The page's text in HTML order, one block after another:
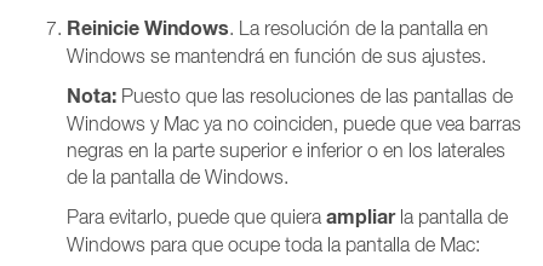
Reinicie Windows. La resolución de la pantalla en
Windows se mantendrá en función de sus ajustes.
Nota: Puesto que las resoluciones de las pantallas de
Windows y Mac ya no coinciden, puede que vea barras
negras en la parte superior e inferior o en los laterales
de la pantalla de Windows.
Para evitarlo, puede que quiera ampliarla pantalla de
Windows para que ocupe toda la pantalla de Mac: